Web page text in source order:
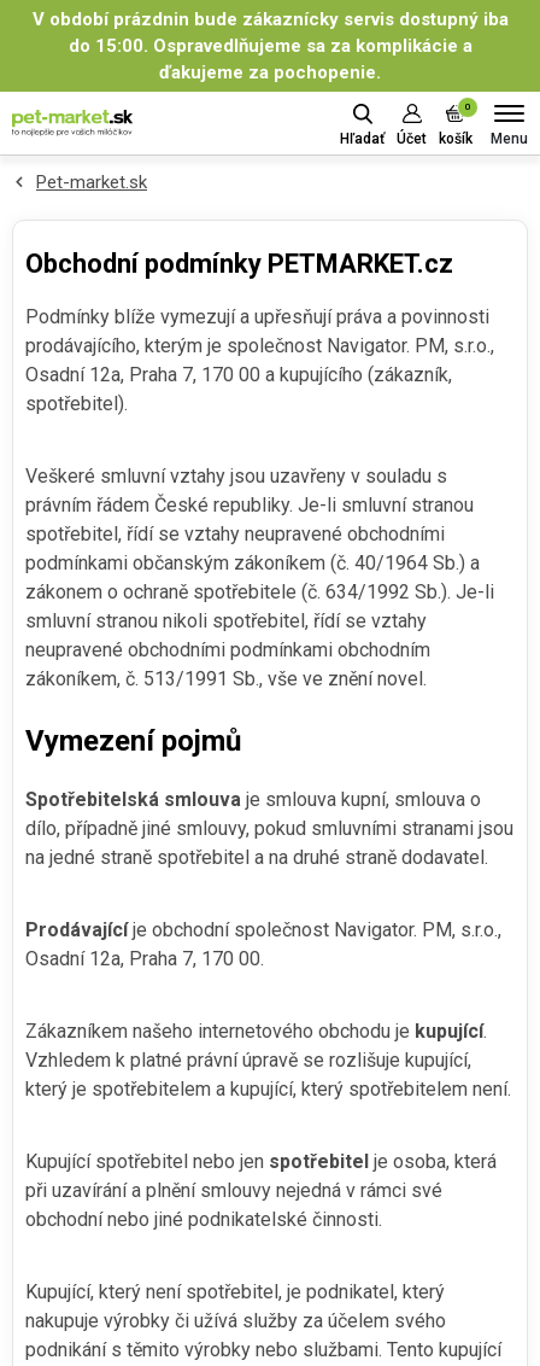
V období prázdnin bude zákaznícky servis dostupný iba
do 15:00. Ospravedlňujeme sa za komplikácie a
ďakujeme za pochopenie.
Hľadať Účet
0
košík Menu
Pet-market.sk
Obchodní podmínky PETMARKET.cz
Podmínky blíže vymezují a upřesňují práva a povinnosti
prodávajícího, kterým je společnost Navigator. PM, s.r.o.,
Osadní 12a, Praha 7, 170 00 a kupujícího (zákazník,
spotřebitel).
Veškeré smluvní vztahy jsou uzavřeny v souladu s
právním řádem České republiky. Je-li smluvní stranou
spotřebitel, řídí se vztahy neupravené obchodními
podmínkami občanským zákoníkem (č. 40/1964 Sb.) a
zákonem o ochraně spotřebitele (č. 634/1992 Sb.). Je-li
smluvní stranou nikoli spotřebitel, řídí se vztahy
neupravené obchodními podmínkami obchodním
zákoníkem, č. 513/1991 Sb., vše ve znění novel.
Vymezení pojmů
Spotřebitelská smlouva je smlouva kupní, smlouva o
dílo, případně jiné smlouvy, pokud smluvními stranami jsou
na jedné straně spotřebitel a na druhé straně dodavatel.
Prodávajícíje obchodní společnost Navigator. PM, s.r.o.,
Osadní 12a, Praha 7, 170 00.
Zákazníkem našeho internetového obchodu je kupující.
Vzhledem k platné právní úpravě se rozlišuje kupující,
který je spotřebitelem a kupující, který spotřebitelem není.
Kupující spotřebitel nebo jen spotřebitel je osoba, která
při uzavírání a plnění smlouvy nejedná v rámci své
obchodní nebo jiné podnikatelské činnosti.
Kupující, který není spotřebitel, je podnikatel, který
nakupuje výrobky či užívá služby za účelem svého
podnikání s těmito výrobky nebo službami. Tento kupující